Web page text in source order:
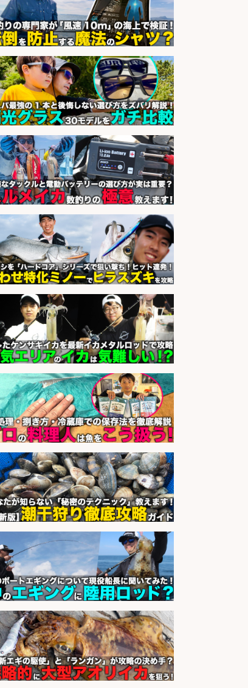
給1,425円」沼津市足高の釣り具メ
ーカーで受注処理やデータ入力の営
業事務/未経験歓迎・服装髪色自由/
静岡県/沼津市
会社名
株式会社セイノースタッフサー
ビス
sponsored by 求人ボックス
魚のプロとして活躍食を支える「鮮
魚加工・販売スタッフ」
会社名 株式会社一号舘
sponsored by 求人ボックス
さらに求人情報を見る